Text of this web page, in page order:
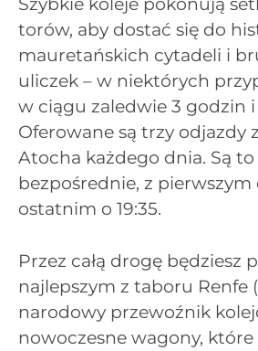
Szybkie koleje pokonują
torów, aby dostać się do
mauretańskich cytadeli i
uliczek – w niektórych
w ciągu zaledwie 3 godzin i
Oferowane są trzy odjazdy
Atocha każdego dnia. Są
bezpośrednie, z pierwszym
ostatnim o 19:35.
Przez całą drogę będziesz
najlepszym z taboru Renfe
narodowy przewoźnik
nowoczesne wagony,